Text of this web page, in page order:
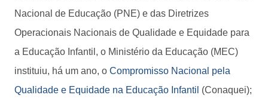
Nacional de Educação (PNE) e das Diretrizes
Operacionais Nacionais de Qualidade e Equidade para
a Educação Infantil, o Ministério da Educação (MEC)
instituiu, há um ano, o Compromisso Nacional pela
Qualidade e Equidade na Educação Infantil (Conaquei);